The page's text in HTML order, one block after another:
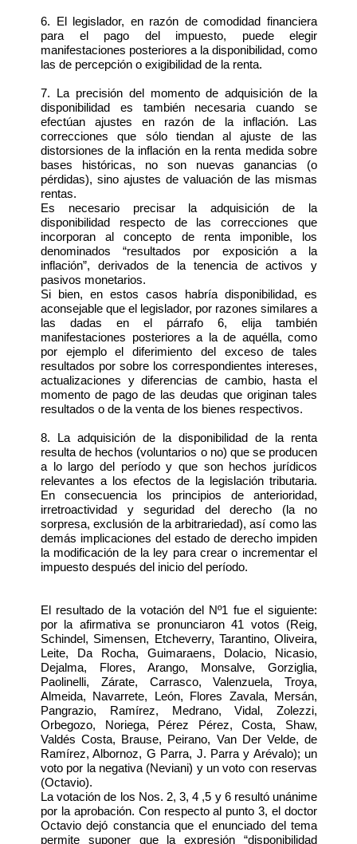
6. El legislador, en razón de comodidad financiera
para el pago del impuesto, puede elegir
manifestaciones posteriores a la disponibilidad, como
las de percepción o exigibilidad de la renta.
7. La precisión del momento de adquisición de la
disponibilidad es también necesaria cuando se
efectúan ajustes en razón de la inflación. Las
correcciones que sólo tiendan al ajuste de las
distorsiones de la inflación en la renta medida sobre
bases históricas, no son nuevas ganancias (o
pérdidas), sino ajustes de valuación de las mismas
rentas.
Es necesario precisar la adquisición de la
disponibilidad respecto de las correcciones que
incorporan al concepto de renta imponible, los
denominados “resultados por exposición a la
inflación”, derivados de la tenencia de activos y
pasivos monetarios.
Si bien, en estos casos habría disponibilidad, es
aconsejable que el legislador, por razones similares a
las dadas en el párrafo 6, elija también
manifestaciones posteriores a la de aquélla, como
por ejemplo el diferimiento del exceso de tales
resultados por sobre los correspondientes intereses,
actualizaciones y diferencias de cambio, hasta el
momento de pago de las deudas que originan tales
resultados o de la venta de los bienes respectivos.
8. La adquisición de la disponibilidad de la renta
resulta de hechos (voluntarios o no) que se producen
a lo largo del período y que son hechos jurídicos
relevantes a los efectos de la legislación tributaria.
En consecuencia los principios de anterioridad,
irretroactividad y seguridad del derecho (la no
sorpresa, exclusión de la arbitrariedad), así como las
demás implicaciones del estado de derecho impiden
la modificación de la ley para crear o incrementar el
impuesto después del inicio del período.
El resultado de la votación del Nº1 fue el siguiente:
por la afirmativa se pronunciaron 41 votos (Reig,
Schindel, Simensen, Etcheverry, Tarantino, Oliveira,
Leite, Da Rocha, Guimaraens, Dolacio, Nicasio,
Dejalma, Flores, Arango, Monsalve, Gorziglia,
Paolinelli, Zárate, Carrasco, Valenzuela, Troya,
Almeida, Navarrete, León, Flores Zavala, Mersán,
Pangrazio, Ramírez, Medrano, Vidal, Zolezzi,
Orbegozo, Noriega, Pérez Pérez, Costa, Shaw,
Valdés Costa, Brause, Peirano, Van Der Velde, de
Ramírez, Albornoz, G Parra, J. Parra y Arévalo); un
voto por la negativa (Neviani) y un voto con reservas
(Octavio).
La votación de los Nos. 2, 3, 4 ,5 y 6 resultó unánime
por la aprobación. Con respecto al punto 3, el doctor
Octavio dejó constancia que el enunciado del tema
permite suponer que la expresión “disponibilidad